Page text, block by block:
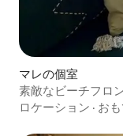
マレの個室
素敵なビーチフロ
ロケーション · お